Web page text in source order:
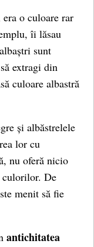
o culoare rar
îi lăsau
sunt
extragi din
culoare albastră
și albăstrelele
lor cu
nu oferă nicio
culorilor. De
menit să fie
antichitatea